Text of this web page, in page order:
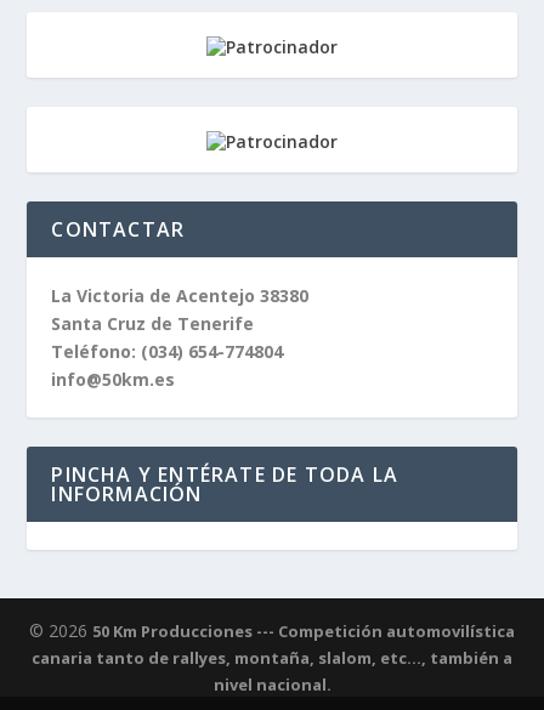
CONTACTAR
La Victoria de Acentejo 38380
Santa Cruz de Tenerife
Teléfono: (034) 654-774804
info@50km.es
PINCHA Y ENTÉRATE DE TODA LA
INFORMACIÓN
© 2026 50 Km Producciones --- Competición automovilística
canaria tanto de rallyes, montaña, slalom, etc..., también a
nivel nacional.